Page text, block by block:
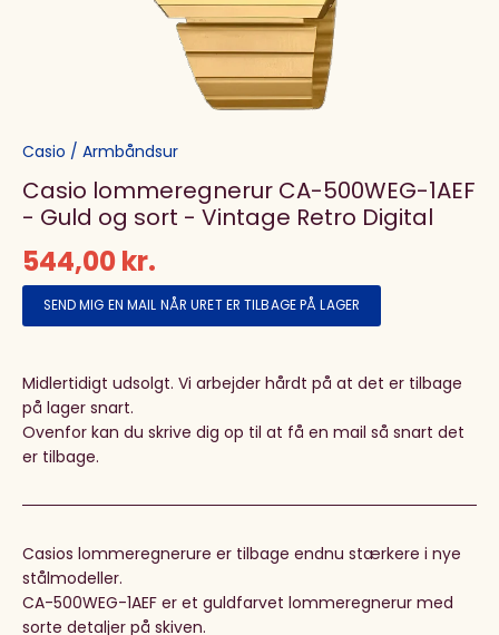
Casio / Armbåndsur
Casio lommeregnerur CA-500WEG-1AEF
- Guld og sort - Vintage Retro Digital
544,00 kr.
SEND MIG EN MAIL NÅR URET ER TILBAGE PÅ LAGER
Midlertidigt udsolgt. Vi arbejder hårdt på at det er tilbage
på lager snart.
Ovenfor kan du skrive dig op til at få en mail så snart det
er tilbage.
Casios lommeregnerure er tilbage endnu stærkere i nye
stålmodeller.
CA-500WEG-1AEF er et guldfarvet lommeregnerur med
sorte detaljer på skiven.